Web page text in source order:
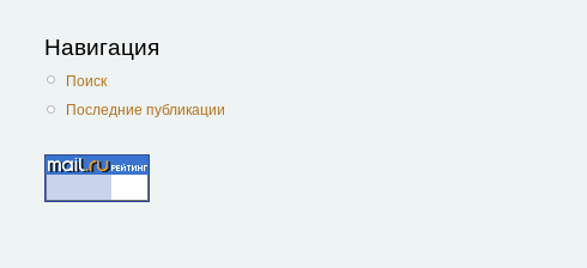
Навигация
Поиск
Последние публикации